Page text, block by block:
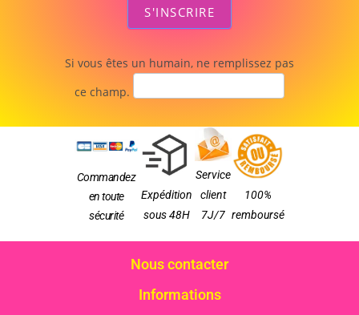
S'INSCRIRE
Si vous êtes un humain, ne remplissez pas
ce champ.
Commandez
en toute
sécurité
Expédition
sous 48H
Service
client
7J/7
100%
remboursé
Nous contacter
Informations